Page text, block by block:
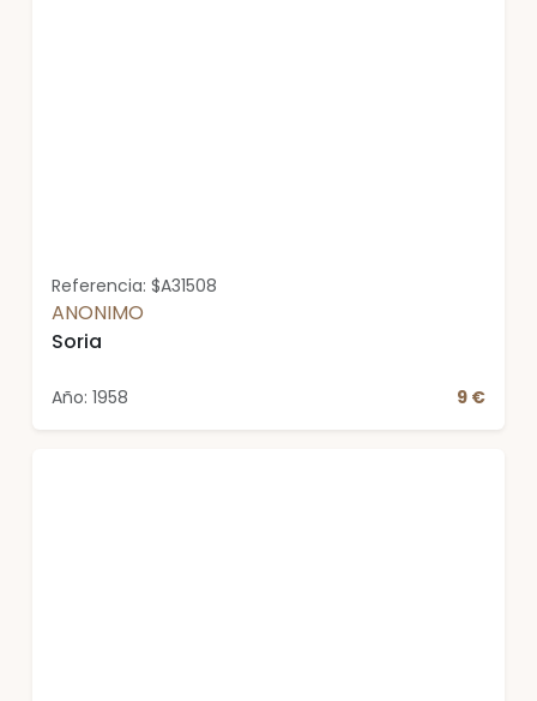
Referencia: $A31508
ANONIMO
Soria
Año: 1958 9 €